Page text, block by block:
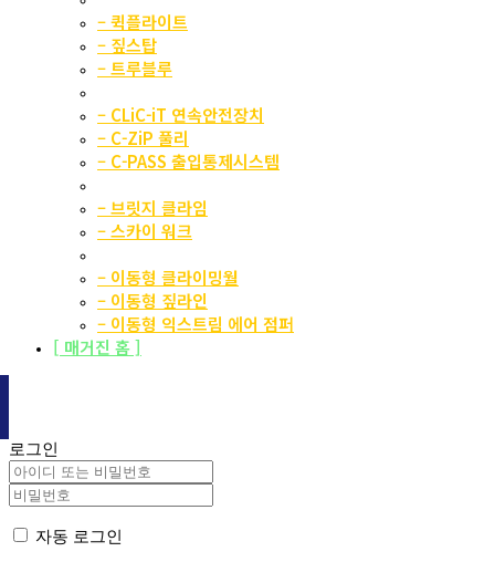
– 퀵플라이트
– 짚스탑
– 트루블루
– CLiC-iT 연속안전장치
– C-ZiP 풀리
– C-PASS 출입통제시스템
– 브릿지 클라임
– 스카이 워크
– 이동형 클라이밍월
– 이동형 짚라인
– 이동형 익스트림 에어 점퍼
[ 매거진 홈 ]
로그인
자동 로그인